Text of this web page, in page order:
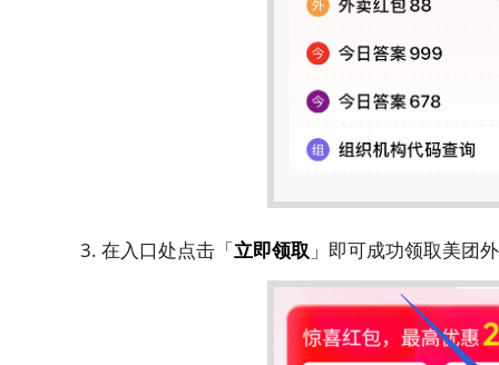
3. 在入口处点击「立即领取 」即可成功领取美团